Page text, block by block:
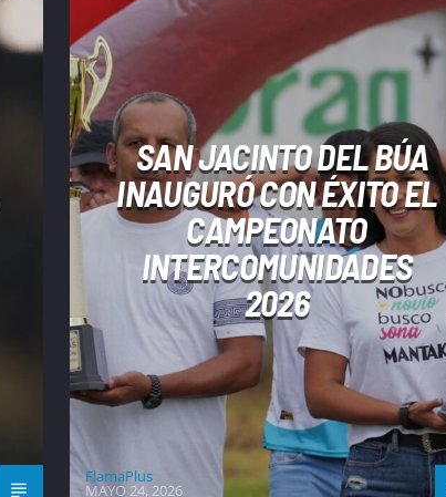
SAN JACINTO DEL BÚA
INAUGURÓ CON ÉXITO EL
CAMPEONATO
INTERCOMUNIDADES
2026
FlamaPlus
MAYO 24, 2026